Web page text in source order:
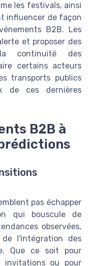
les festivals, ainsi
influencer de façon
B2B. Les
et proposer des
continuité des
certains acteurs
transports publics
de ces dernières
B2B à
pas échapper
qui bouscule de
observées,
l'intégration des
Que ce soit pour
invitations ou pour